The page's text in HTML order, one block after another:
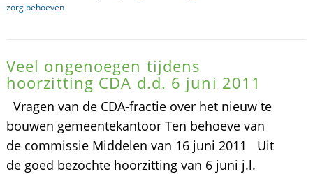
zorg behoeven
Veel ongenoegen tijdens
hoorzitting CDA d.d. 6 juni 2011
Vragen van de CDA-fractie over het nieuw te
bouwen gemeentekantoor Ten behoeve van
de commissie Middelen van 16 juni 2011 Uit
de goed bezochte hoorzitting van 6 juni j.l.